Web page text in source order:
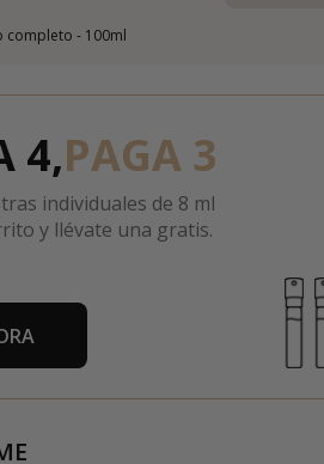
completo - 100ml
4,PAGA 3
individuales de 8 ml
y llévate una gratis.